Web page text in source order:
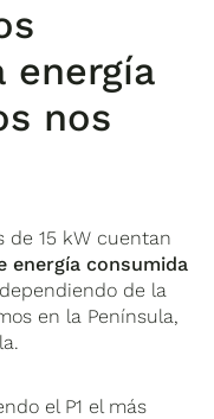
energía
nos
de 15 kW cuentan
energía consumida
de la
en la Península,
el P1 el más